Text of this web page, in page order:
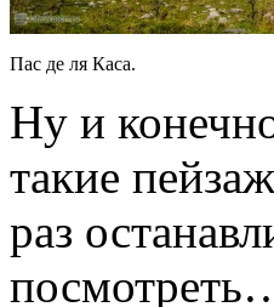
Пас де ля Каса.
Ну и
такие
раз